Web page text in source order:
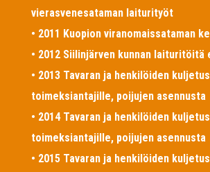
vierasvenesataman laiturityöt
• 2011 Kuopion viranomaissataman
• 2012 Siilinjärven kunnan laituritöitä
• 2013 Tavaran ja henkilöiden
toimeksiantajille, poijujen asennusta
• 2014 Tavaran ja henkilöiden
toimeksiantajille, poijujen asennusta
• 2015 Tavaran ja henkilöiden